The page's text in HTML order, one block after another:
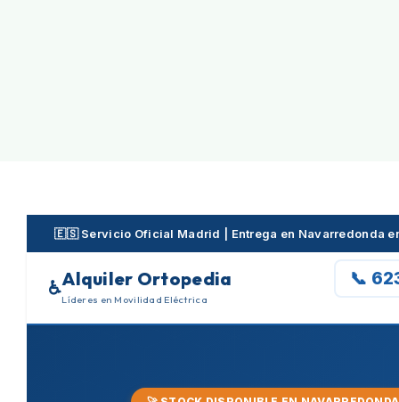
🇪🇸 Servicio Oficial Madrid | Entrega en Navarredonda
♿Alquiler Ortopedia
Líderes en Movilidad Eléctrica
📞